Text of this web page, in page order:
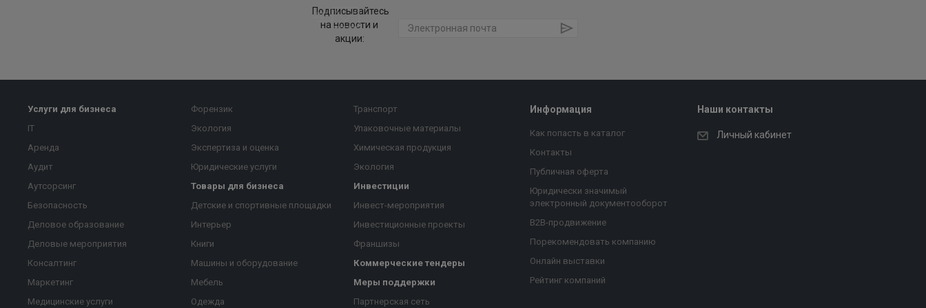
Подписывайтесь
на новости и
акции:
Услуги для бизнеса
IT
Аренда
Аудит
Аутсорсинг
Безопасность
Деловое образование
Деловые мероприятия
Консалтинг
Маркетинг
Медицинские услуги
Форензик
Экология
Экспертиза и оценка
Юридические услуги
Товары для бизнеса
Детские и спортивные площадки
Интерьер
Книги
Машины и оборудование
Мебель
Одежда
Транспорт
Упаковочные материалы
Химическая продукция
Экология
Инвестиции
Инвест-мероприятия
Инвестиционные проекты
Франшизы
Коммерческие тендеры
Меры поддержки
Партнерская сеть
Информация
Как попасть в каталог
Контакты
Публичная оферта
Юридически значимый
электронный документооборот
B2B-продвижение
Порекомендовать компанию
Онлайн выставки
Рейтинг компаний
Наши контакты
Личный кабинет